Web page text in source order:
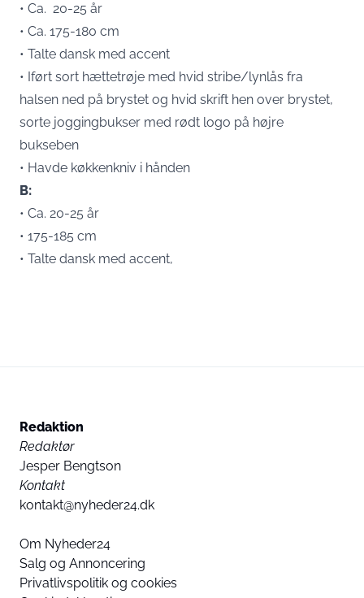
External content
Privacy statement
Kender du mænd bag røveriforsøg?
• Ca. 20-25 år
• Ca. 175-180 cm
• Talte dansk med accent
• Iført sort hættetrøje med hvid stribe/lynlås fra
halsen ned på brystet og hvid skrift hen over brystet,
sorte joggingbukser med rødt logo på højre
bukseben
• Havde køkkenkniv i hånden
B:
• Ca. 20-25 år
• 175-185 cm
• Talte dansk med accent,
Redaktion
Redaktør
Jesper Bengtson
Kontakt
kontakt@nyheder24.dk
Om Nyheder24
Salg og Annoncering
Privatlivspolitik og cookies